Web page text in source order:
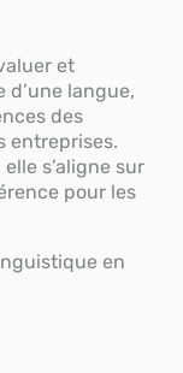
et
langue,
des
entreprises.
s’aligne sur
pour les
en